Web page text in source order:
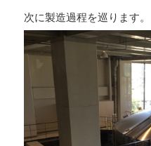
次に製造過程を巡ります